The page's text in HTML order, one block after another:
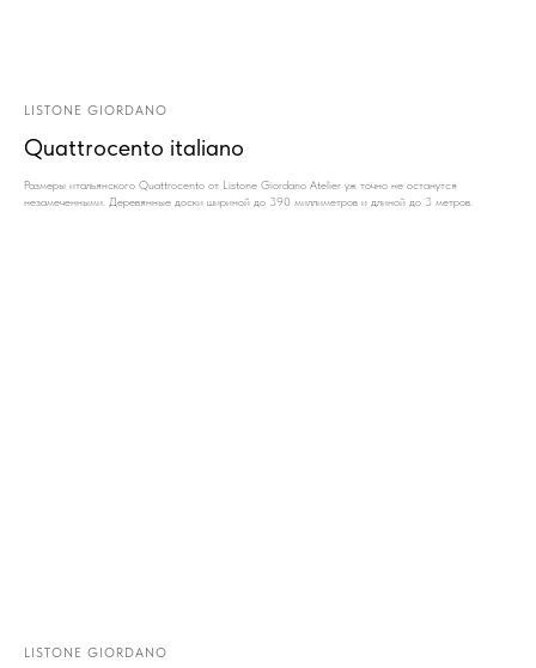
LISTONE GIORDANO
Quattrocento italiano
Размеры итальянского Quattrocento от Listone Giordano Atelier уж точно не останутся
незамеченными. Деревянные доски шириной до 390 миллиметров и длиной до 3 метров.
LISTONE GIORDANO